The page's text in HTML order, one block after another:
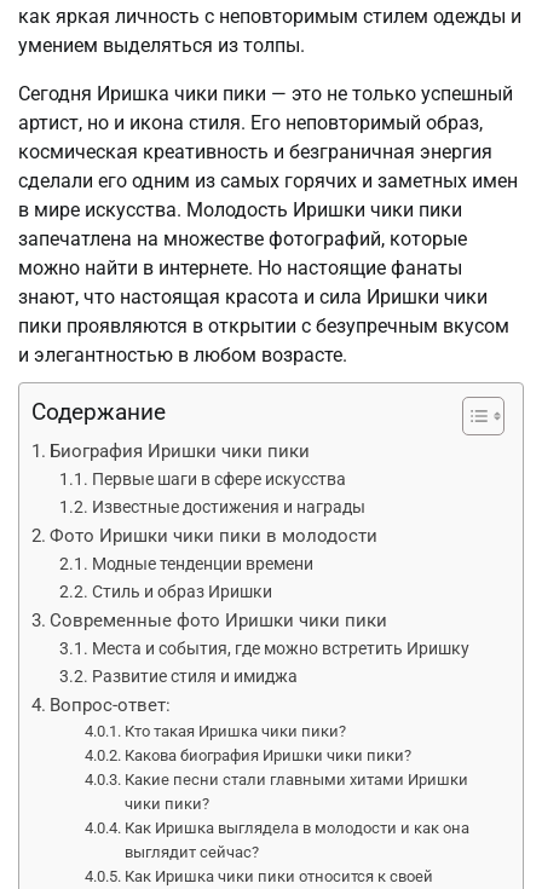
как яркая личность с неповторимым стилем одежды и
умением выделяться из толпы.
Сегодня Иришка чики пики — это не только успешный
артист, но и икона стиля. Его неповторимый образ,
космическая креативность и безграничная энергия
сделали его одним из самых горячих и заметных имен
в мире искусства. Молодость Иришки чики пики
запечатлена на множестве фотографий, которые
можно найти в интернете. Но настоящие фанаты
знают, что настоящая красота и сила Иришки чики
пики проявляются в открытии с безупречным вкусом
и элегантностью в любом возрасте.
Содержание
Биография Иришки чики пики
Первые шаги в сфере искусства
Известные достижения и награды
Фото Иришки чики пики в молодости
Модные тенденции времени
Стиль и образ Иришки
Современные фото Иришки чики пики
Места и события, где можно встретить Иришку
Развитие стиля и имиджа
Вопрос-ответ:
Кто такая Иришка чики пики?
Какова биография Иришки чики пики?
Какие песни стали главными хитами Иришки
чики пики?
Как Иришка выглядела в молодости и как она
выглядит сейчас?
Как Иришка чики пики относится к своей